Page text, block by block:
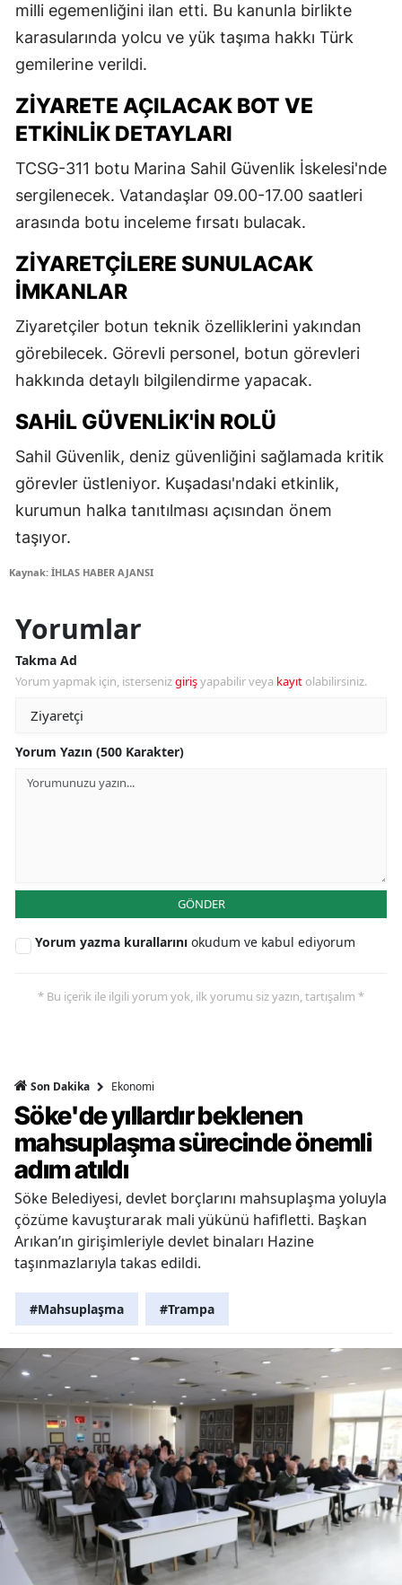
milli egemenliğini ilan etti. Bu kanunla birlikte
karasularında yolcu ve yük taşıma hakkı Türk
gemilerine verildi.
ZIYARETE AÇILACAK BOT VE
ETKINLIK DETAYLARI
TCSG-311 botu Marina Sahil Güvenlik İskelesi'nde
sergilenecek. Vatandaşlar 09.00-17.00 saatleri
arasında botu inceleme fırsatı bulacak.
ZIYARETÇILERE SUNULACAK
İMKANLAR
Ziyaretçiler botun teknik özelliklerini yakından
görebilecek. Görevli personel, botun görevleri
hakkında detaylı bilgilendirme yapacak.
SAHIL GÜVENLIK'IN ROLÜ
Sahil Güvenlik, deniz güvenliğini sağlamada kritik
görevler üstleniyor. Kuşadası'ndaki etkinlik,
kurumun halka tanıtılması açısından önem
taşıyor.
Kaynak: İHLAS HABER AJANSI
Yorumlar
Takma Ad
Yorum yapmak için, istersenizgirişyapabilir veya kayıt olabilirsiniz.
Yorum Yazın (500 Karakter)
GÖNDER
Yorum yazma kurallarını okudum ve kabul ediyorum
* Bu içerik ile ilgili yorum yok, ilk yorumu siz yazın, tartışalım *
Son Dakika Ekonomi
Söke'de yıllardır beklenen
mahsuplaşma sürecinde önemli
adım atıldı
Söke Belediyesi, devlet borçlarını mahsuplaşma yoluyla
çözüme kavuşturarak mali yükünü hafifletti. Başkan
Arıkan’ın girişimleriyle devlet binaları Hazine
taşınmazlarıyla takas edildi.
#Mahsuplaşma #Trampa